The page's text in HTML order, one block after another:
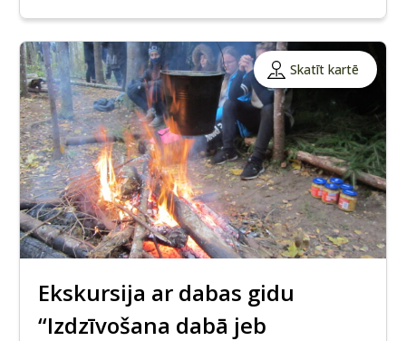
Skatīt kartē
Ekskursija ar dabas gidu
“Izdzīvošana dabā jeb